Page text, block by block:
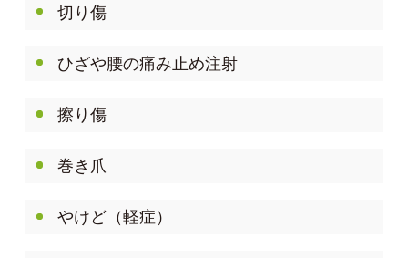
切り傷
ひざや腰の痛み止め注射
擦り傷
巻き爪
やけど（軽症）